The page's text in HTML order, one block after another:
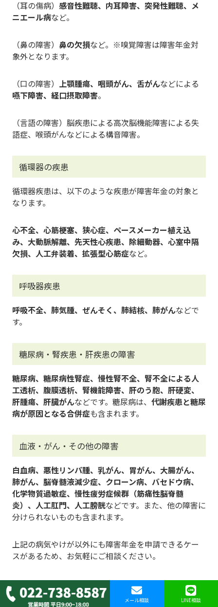
（耳の傷病） 感音性難聴、内耳障害、突発性難聴、メ
ニエール病など。
（鼻の障害） 鼻の欠損など。※嗅覚障害は障害年金対
象外となります。
（口の障害） 上顎腫瘍、咽頭がん、舌がんなどによる
嚥下障害、経口摂取障害。
（言語の障害）脳疾患による高次脳機能障害による失
語症、喉頭がんなどによる構音障害。
循環器の疾患
循環器疾患は、以下のような疾患が障害年金の対象と
なります。
心不全、心筋梗塞、狭心症、ペースメーカー植え込
み、大動脈解離、先天性心疾患、除細動器、心室中隔
欠損、人工弁装着、拡張型心筋症など。
呼吸器疾患
呼吸不全、肺気腫、ぜんそく、肺結核、肺がんなどで
す。
糖尿病・腎疾患・肝疾患の障害
糖尿病、糖尿病性腎症、慢性腎不全、腎不全による人
工透析、腹膜透析、腎機能障害、肝のう胞、肝硬変、
肝腫瘍、肝臓がんなどです。糖尿病は、 代謝疾患と糖尿
病が原因となる合併症も含まれます。
血液・がん・その他の障害
白血病、悪性リンパ腫、乳がん、胃がん、大腸がん、
肺がん、脳脊髄液減少症、クローン病、バセドウ病、
化学物質過敏症、慢性疲労症候群（筋痛性脳脊髄
炎）、人工肛門、人工膀胱などです。また、他の障害に
分けられないものも含まれます。
上記の病気やけが以外にも障害年金を申請できるケー
スがあるため、お気軽にご相談ください。
仙台の障害年金申請は「仙台障害年金相談
メール相談 LINE相談